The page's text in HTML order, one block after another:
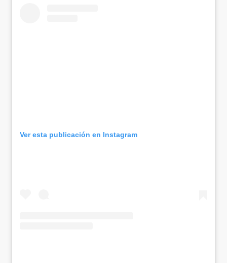
Ver esta publicación en Instagram